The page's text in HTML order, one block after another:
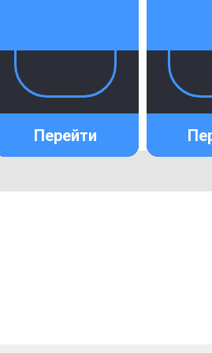
Перейти